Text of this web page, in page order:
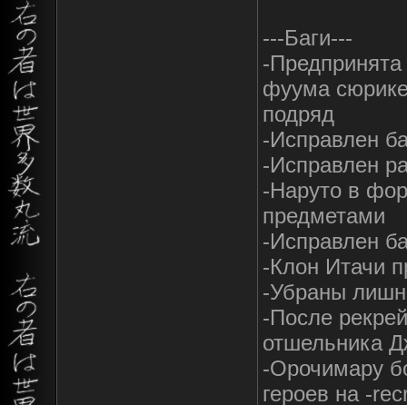
---Баги---
-
фуума
подряд
-Исправлен
-Исправлен
-Наруто в
предметами
-Исправлен
-Клон Итачи
-Убраны
-После
отшельника
-Орочимару
героев на -